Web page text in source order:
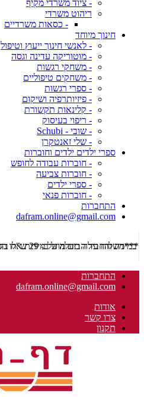
- ציוד משרדי מקיף
ריהוט משרדי
- כסאות משרדיים
חינוך מיוחד
- לאנשי חינוך ייעוץ וטיפול
- מוטוריקה עדינה וגסה
- משחקי רגשות
- משחקים טיפוליים
- ספרי רגשות
- פיזיותרפיה ושיקום
- קלינאות תקשורת
- ריפוי בעיסוק
- שובי - Schubi
- שלי זאנטקרן
ספרי ילדים ילדים וחוברות
- חוברות עבודה לחופש
- חוברות צביעה
- ספרי ילדים
- חוברות פנאי
התחברות
dafram.online@gmail.com
***משלוח עד הבית מוזל ב- 29 ש"ח בקניה מעל 289 ש"ח שליח עד הבית ***
התחברות
dafram.online@gmail.com
אודות
צרו קשר
תקנון